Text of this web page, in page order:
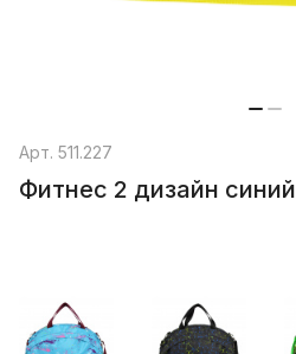
Арт. 511.227
Фитнес 2 дизайн синий